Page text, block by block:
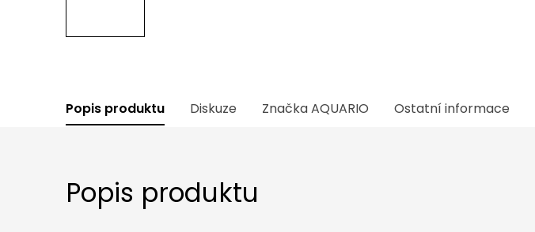
Popis produktu Diskuze ZnačkaAQUARIO Ostatní informace
Popis produktu